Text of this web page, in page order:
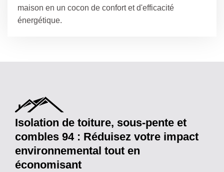
maison en un cocon de confort et d'efficacité
énergétique.
Isolation de toiture, sous-pente et
combles 94 : Réduisez votre impact
environnemental tout en
économisant